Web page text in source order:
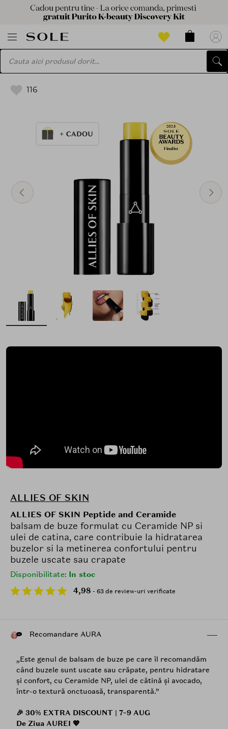
116
2025
Finalist
ALLIES OF SKIN
ALLIES OF SKIN Peptide and Ceramide
balsam de buze formulat cu Ceramide NP si
ulei de catina, care contribuie la hidratarea
buzelor si la metinerea confortului pentru
buzele uscate sau crapate
Disponibilitate: In stoc
4,98 - 63 de review-uri verificate
Recomandare AURA
„Este genul de balsam de buze pe care îl recomandăm
când buzele sunt uscate sau crăpate, pentru hidratare
și confort, cu Ceramide NP, ulei de cătină și avocado,
într-o textură onctuoasă, transparentă.”
🎉 30% EXTRA DISCOUNT | 7–9 AUG
De Ziua AUREI 💖